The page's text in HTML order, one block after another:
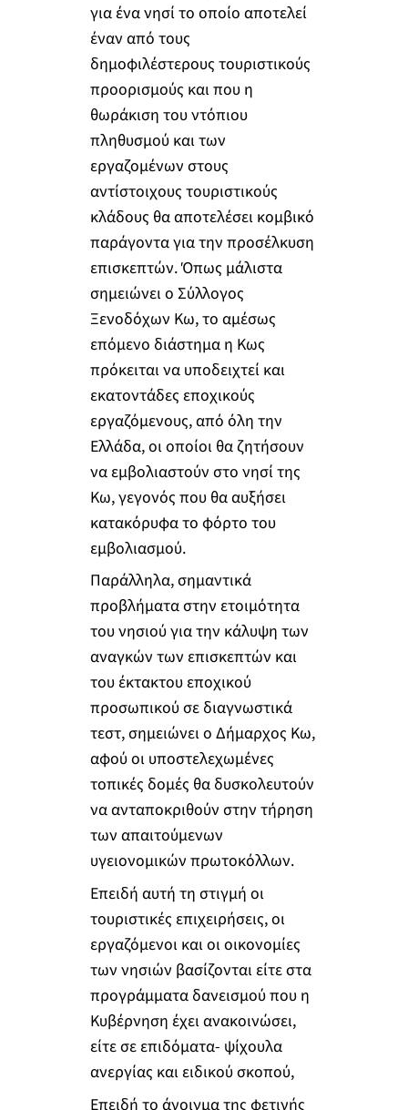
για ένα νησί το οποίο αποτελεί
έναν από τους
δημοφιλέστερους τουριστικούς
προορισμούς και που η
θωράκιση του ντόπιου
πληθυσμού και των
εργαζομένων στους
αντίστοιχους τουριστικούς
κλάδους θα αποτελέσει κομβικό
παράγοντα για την προσέλκυση
επισκεπτών. Όπως μάλιστα
σημειώνει ο Σύλλογος
Ξενοδόχων Κω, το αμέσως
επόμενο διάστημα η Κως
πρόκειται να υποδειχτεί και
εκατοντάδες εποχικούς
εργαζόμενους, από όλη την
Ελλάδα, οι οποίοι θα ζητήσουν
να εμβολιαστούν στο νησί της
Κω, γεγονός που θα αυξήσει
κατακόρυφα το φόρτο του
εμβολιασμού.
Παράλληλα, σημαντικά
προβλήματα στην ετοιμότητα
του νησιού για την κάλυψη των
αναγκών των επισκεπτών και
του έκτακτου εποχικού
προσωπικού σε διαγνωστικά
τεστ, σημειώνει ο Δήμαρχος Κω,
αφού οι υποστελεχωμένες
τοπικές δομές θα δυσκολευτούν
να ανταποκριθούν στην τήρηση
των απαιτούμενων
υγειονομικών πρωτοκόλλων.
Επειδή αυτή τη στιγμή οι
τουριστικές επιχειρήσεις, οι
εργαζόμενοι και οι οικονομίες
των νησιών βασίζονται είτε στα
προγράμματα δανεισμού που η
Κυβέρνηση έχει ανακοινώσει,
είτε σε επιδόματα- ψίχουλα
ανεργίας και ειδικού σκοπού,
Επειδή το άνοιγμα της φετινής